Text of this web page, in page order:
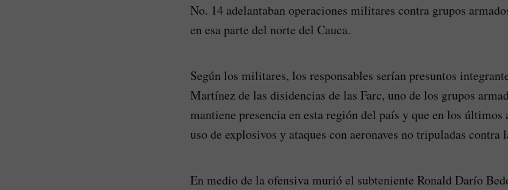
No. 14 adelantaban operaciones militares contra grupos
en esa parte del norte del Cauca.
Según los militares, los responsables serían presuntos
Martínez de las disidencias de las Farc, uno de los grupos
mantiene presencia en esta región del país y que en los últimos
uso de explosivos y ataques con aeronaves no tripuladas contra
En medio de la ofensiva murió el subteniente Ronald Darío